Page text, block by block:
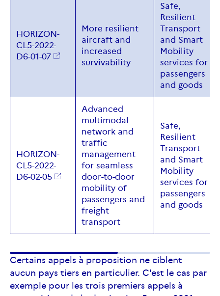
HORIZON-
CL5-2022-
D6-01-07
More resilient
aircraft and
increased
survivability
Safe,
Resilient
Transport
and Smart
Mobility
services for
passengers
and goods
HORIZON-
CL5-2022-
D6-02-05
Advanced
multimodal
network and
traffic
management
for seamless
door-to-door
mobility of
passengers and
freight
transport
Safe,
Resilient
Transport
and Smart
Mobility
services for
passengers
and goods
Certains appels à proposition ne ciblent
aucun pays tiers en particulier. C'est le cas par
exemple pour les trois premiers appels à